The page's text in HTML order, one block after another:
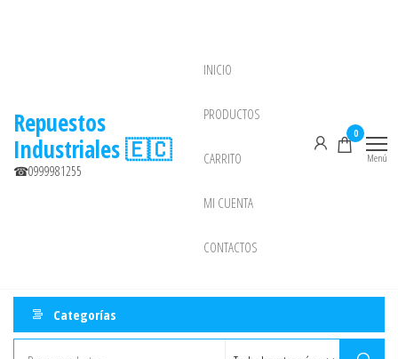
Repuestos
Industriales 🇪🇨
☎0999981255
INICIO
PRODUCTOS
CARRITO
MI CUENTA
CONTACTOS
0
Menú
Categorías